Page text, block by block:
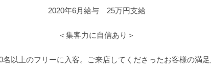
2020年6月給与 25万円支給
＜集客力に自信あり＞
名以上のフリーに入客。ご来店してくださったお客様の満